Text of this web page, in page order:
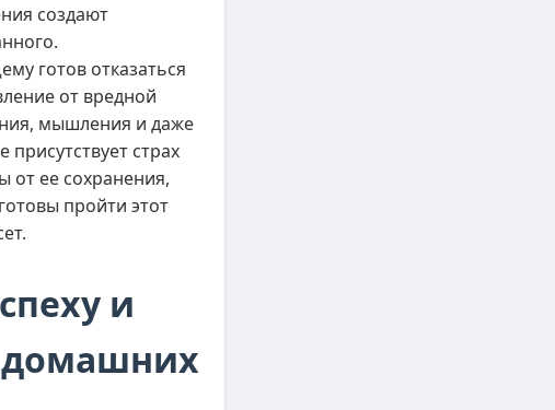
создают
готов отказаться
от вредной
мышления и даже
страх
от ее сохранения,
пройти этот
и
домашних